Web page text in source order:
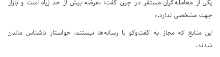
یکی از معامله‌گران مستقر در چین گفت: «عرضه بیش از حد زیاد است و بازار
جهت مشخصی ندارد.»
این منابع که مجاز به گفت‌وگو با رسانه‌ها نیستند، خواستار ناشناس ماندن
شدند.